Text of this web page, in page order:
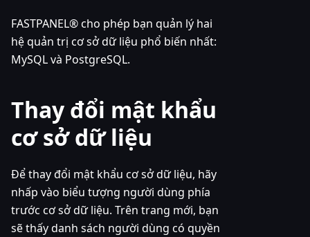
FASTPANEL® cho phép bạn quản lý hai
hệ quản trị cơ sở dữ liệu phổ biến nhất:
MySQL và PostgreSQL.
Thay đổi mật khẩu
cơ sở dữ liệu
Để thay đổi mật khẩu cơ sở dữ liệu, hãy
nhấp vào biểu tượng người dùng phía
trước cơ sở dữ liệu. Trên trang mới, bạn
sẽ thấy danh sách người dùng có quyền